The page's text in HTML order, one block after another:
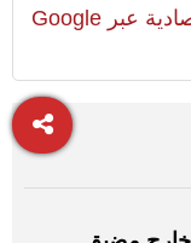
المستجدات السياسية والإقتصادية عبر Google